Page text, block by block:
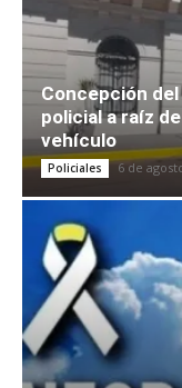
Concepción
policial a raíz
vehículo
Policiales 6 de